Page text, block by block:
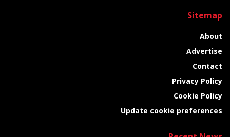
Sitemap
About
Advertise
Contact
Privacy Policy
Cookie Policy
Update cookie preferences